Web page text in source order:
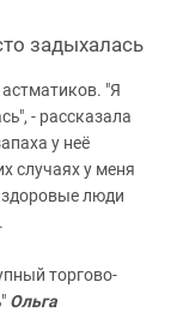
задыхалась
"Я
- рассказала
у неё
случаях у меня
люди
торгово-
Ольга